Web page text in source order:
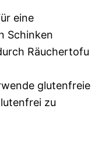
eine
Schinken
Räuchertofu
glutenfreie
zu